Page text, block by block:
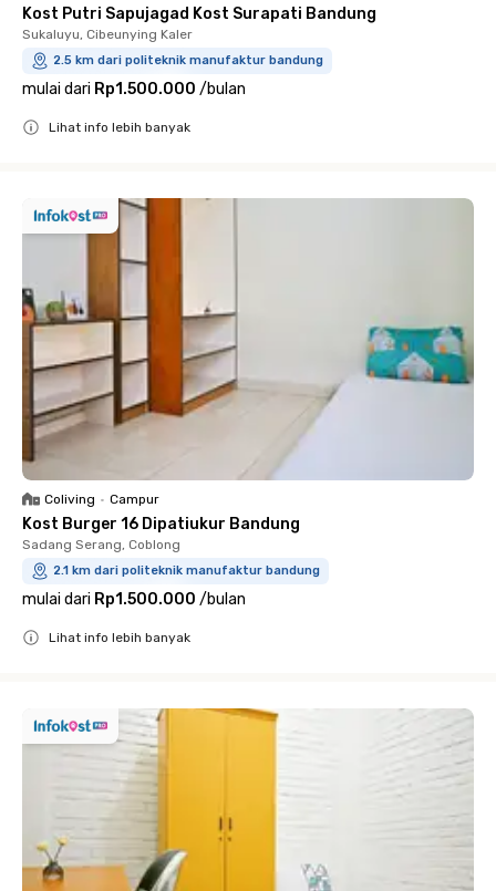
Kost Putri Sapujagad Kost Surapati Bandung
Sukaluyu, Cibeunying Kaler
2.5 km dari politeknik manufaktur bandung
mulai dari Rp1.500.000 /bulan
Lihat info lebih banyak
Coliving • Campur
Kost Burger 16 Dipatiukur Bandung
Sadang Serang, Coblong
2.1 km dari politeknik manufaktur bandung
mulai dari Rp1.500.000 /bulan
Lihat info lebih banyak